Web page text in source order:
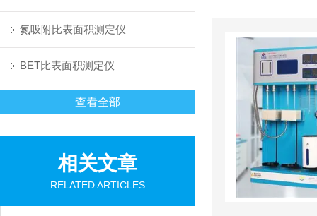
氮吸附比表面积测定仪
BET比表面积测定仪
查看全部
相关文章
RELATED ARTICLES